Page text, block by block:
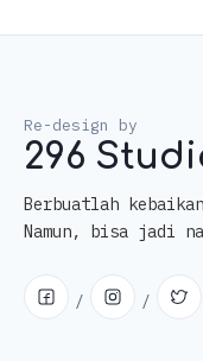
296
Berbuatlah
Namun, bisa jadi